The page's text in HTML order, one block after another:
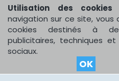
Utilisation des
navigation sur ce site,
cookies destinés à
publicitaires, techniques
sociaux.
OK